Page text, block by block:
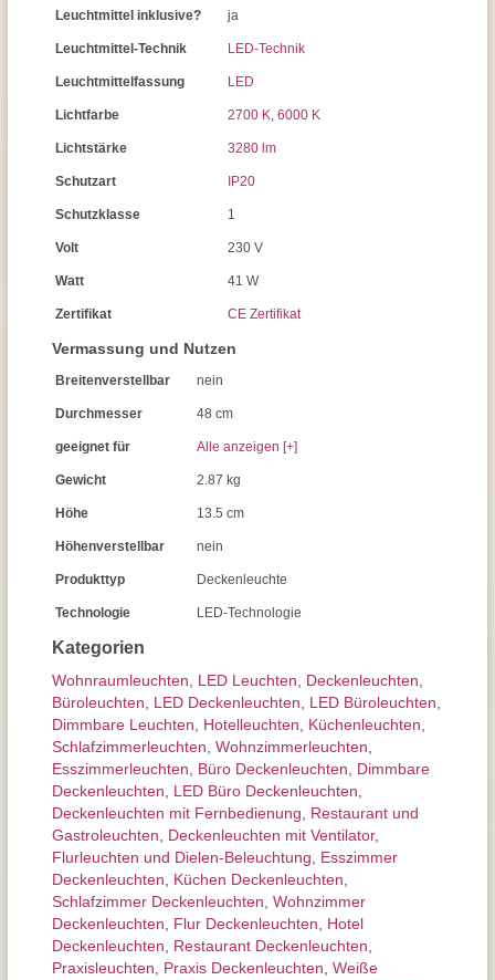
Kategorien
Wohnraum­leuchten LED Leuchten Decken­leuchten
Büroleuchten
LED Deckenleuchten LED Büroleuchten
Dimmbare Leuchten
Hotelleuchten Küchenleuchten
Schlafzimmer­leuchten Wohnzimmer­leuchten
Esszimmer­­leuchten
Büro Deckenleuchten
Dimmbare
Deckenleuchten
LED Büro Deckenleuchten
Deckenleuchten mit Fernbedienung
Restaurant und
Gastroleuchten
Deckenleuchten mit Ventilator,
Flurleuchten und Dielen-Beleuchtung
Esszimmer
Deckenleuchten
Küchen Deckenleuchten
Schlafzimmer Deckenleuchten Wohnzimmer
Deckenleuchten
Flur Deckenleuchten
Hotel
Deckenleuchten
Restaurant Deckenleuchten
Praxisleuchten
Praxis Deckenleuchten Weiße
Leuchtmittel inklusive? ja
Leuchtmittel-Technik LED-Technik
Leuchtmittelfassung LED
Lichtfarbe 2700 K, 6000 K
Lichtstärke 3280 lm
Schutzart IP20
Schutzklasse 1
Volt 230 V
Watt 41 W
Zertifikat CE Zertifikat
Vermassung und Nutzen
Breitenverstellbar nein
Durchmesser 48 cm
geeignet für Alle anzeigen [+]
Gewicht 2.87 kg
Höhe 13.5 cm
Höhenverstellbar nein
Produkttyp Deckenleuchte
Technologie LED-Technologie